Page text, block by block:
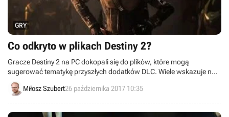
GRY
Co odkryto w plikach Destiny 2?
Gracze Destiny 2 na PC dokopali się do plików, które mogą
sugerować tematykę przyszłych dodatków DLC. Wiele wskazuje na
to, że część z nich będzie rozgrywała się w lokacjach znanych z
poprzedniej części.
Miłosz Szubert26 października 2017 10:35